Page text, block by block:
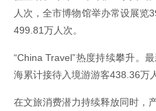
人次，全市博物馆举办常设展览
499.81万人次。
“China Travel”热度持续攀升。
海累计接待入境游游客438.36万
在文旅消费潜力持续释放同时，